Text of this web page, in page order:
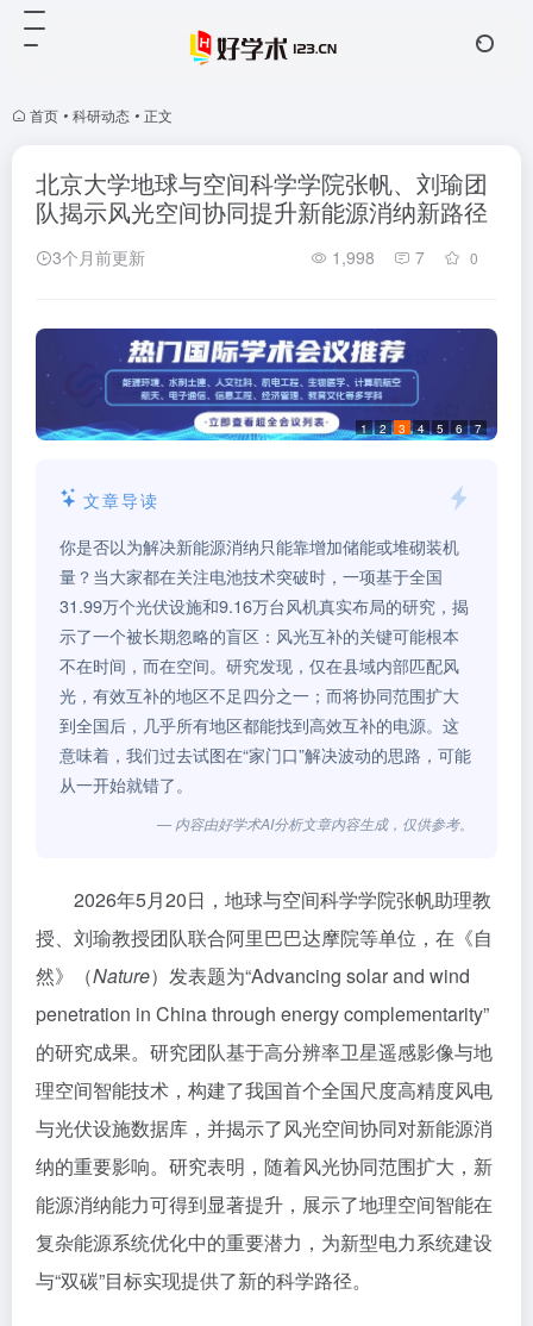
首页 • 科研动态 • 正文
北京大学地球与空间科学学院张帆、刘瑜团
队揭示风光空间协同提升新能源消纳新路径
3个月前更新 1,998 7 0
1 2 3 4 5 6 7
文章导读
你是否以为解决新能源消纳只能靠增加储能或堆砌装机
量？当大家都在关注电池技术突破时，一项基于全国
31.99万个光伏设施和9.16万台风机真实布局的研究，揭
示了一个被长期忽略的盲区：风光互补的关键可能根本
不在时间，而在空间。研究发现，仅在县域内部匹配风
光，有效互补的地区不足四分之一；而将协同范围扩大
到全国后，几乎所有地区都能找到高效互补的电源。这
意味着，我们过去试图在“家门口”解决波动的思路，可能
从一开始就错了。
— 内容由好学术AI分析文章内容生成，仅供参考。
2026年5月20日，地球与空间科学学院张帆助理教
授、刘瑜教授团队联合阿里巴巴达摩院等单位，在 《自
然》（Nature） 发表题为“Advancing solar and wind
penetration in China through energy complementarity”
的研究成果。研究团队基于高分辨率卫星遥感影像与地
理空间智能技术，构建了我国首个全国尺度高精度风电
与光伏设施数据库，并揭示了风光空间协同对新能源消
纳的重要影响。研究表明，随着风光协同范围扩大，新
能源消纳能力可得到显著提升，展示了地理空间智能在
复杂能源系统优化中的重要潜力，为新型电力系统建设
与“双碳”目标实现提供了新的科学路径。